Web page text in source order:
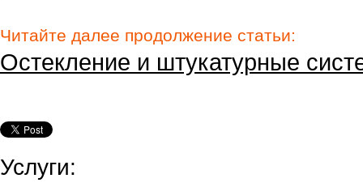
Читайте далее продолжение статьи:
Остекление и штукатурные
Услуги: